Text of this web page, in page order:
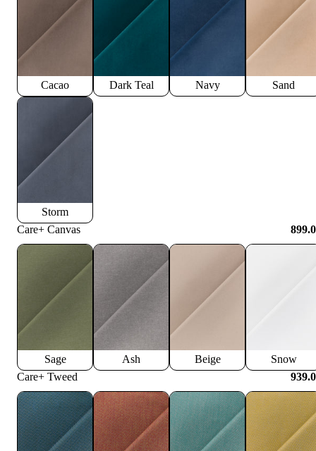
Cacao Dark Teal Navy Sand
Storm
Care+ Canvas
Sage Ash Beige
Snow
Care+ Tweed